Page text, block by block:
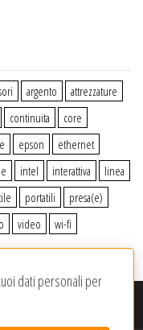
argento
attrezzature
continuita
core
epson
ethernet
intel interattiva
linea
portatili
presa(e)
video
wi-fi
dati personali per